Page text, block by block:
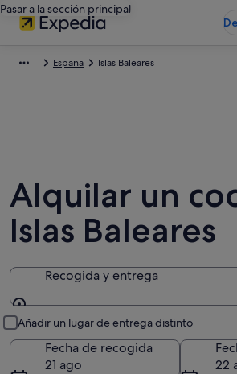
Pasar a la sección principal
España Islas Baleares
Alquilar un
Islas Baleares
Recogida y entrega
Añadir un lugar de entrega distinto
Fecha de recogida
21 ago
22